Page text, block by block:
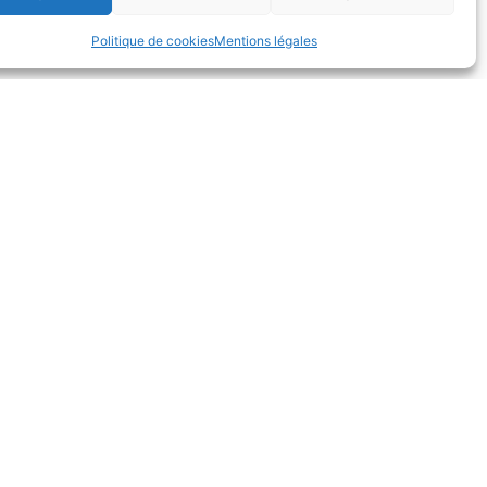
Politique de cookiesMentions légales